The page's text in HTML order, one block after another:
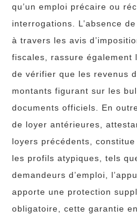
qu’un emploi précaire ou
interrogations. L’absence
à travers les avis
fiscales, rassure
de vérifier que les revenus
montants figurant sur les
documents officiels. En
de loyer antérieures,
loyers précédents,
les profils atypiques, tels
demandeurs d’emploi,
apporte une protection
obligatoire, cette garantie